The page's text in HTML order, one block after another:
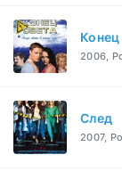
Конец
2006,
След
2007,